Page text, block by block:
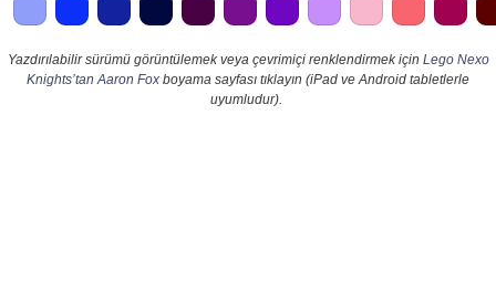
Yazdırılabilir sürümü görüntülemek veya çevrimiçi renklendirmek için Lego Nexo
Knights’tan Aaron Fox boyama sayfası tıklayın (iPad ve Android tabletlerle
uyumludur).